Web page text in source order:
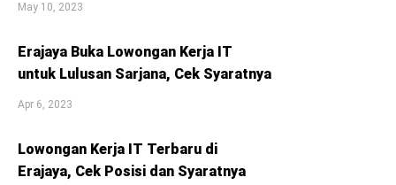
May 10, 2023
Erajaya Buka Lowongan Kerja IT
untuk Lulusan Sarjana, Cek Syaratnya
Apr 6, 2023
Lowongan Kerja IT Terbaru di
Erajaya, Cek Posisi dan Syaratnya